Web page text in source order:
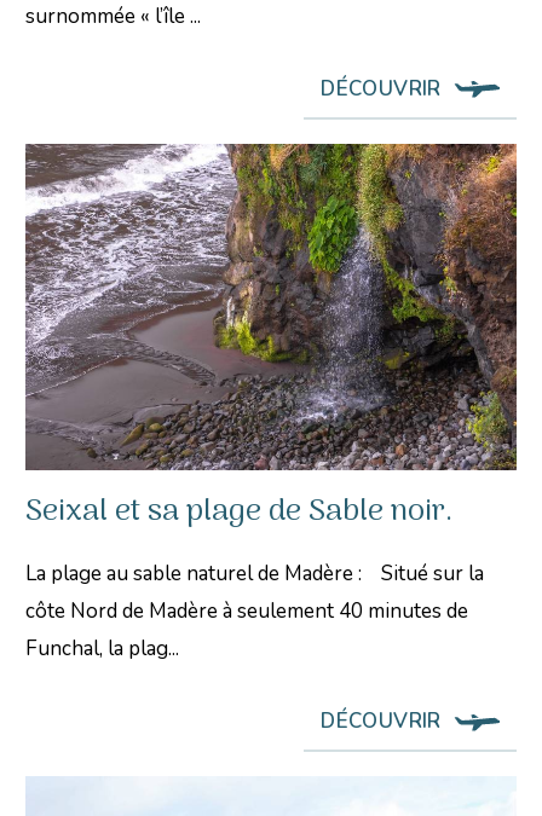
surnommée « l’île ...
DÉCOUVRIR
Seixal et sa plage de Sable noir.
La plage au sable naturel de Madère : Situé sur la
côte Nord de Madère à seulement 40 minutes de
Funchal, la plag...
DÉCOUVRIR